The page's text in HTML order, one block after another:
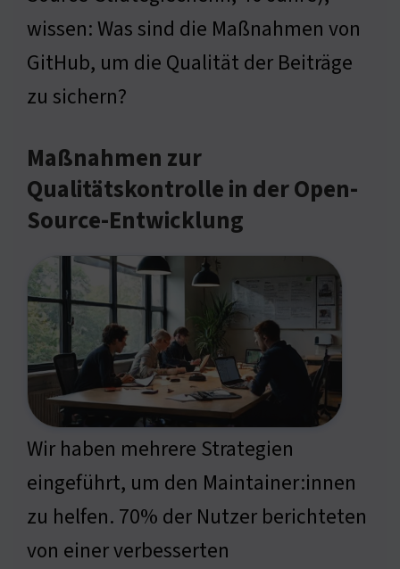
wissen: Was sind die Maßnahmen von
GitHub, um die Qualität der Beiträge
zu sichern?
Maßnahmen zur
Qualitätskontrolle in der Open-
Source-Entwicklung
Wir haben mehrere Strategien
eingeführt, um den Maintainer:innen
zu helfen. 70% der Nutzer berichteten
von einer verbesserten